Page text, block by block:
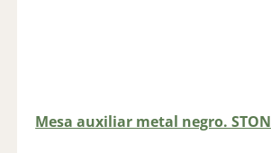
Mesa auxiliar metal negro. STON